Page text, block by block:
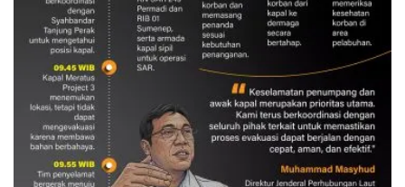
Evakuasi korban kebakaran KM
Mutiara Sentosa 2